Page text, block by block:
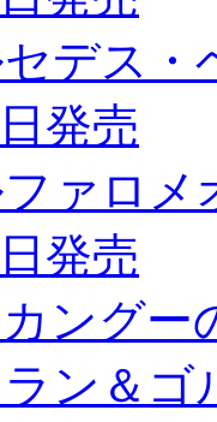
デス
発売
ァロ
発売
ングー
ン＆